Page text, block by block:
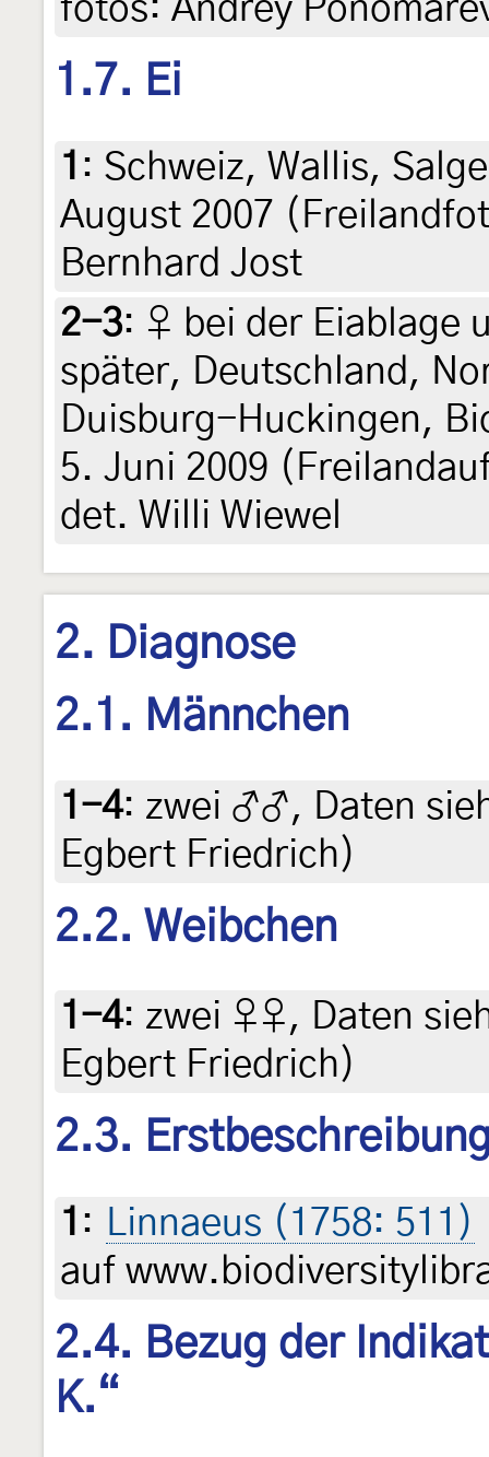
fotos: Andrey
1.7. Ei
1 : Schweiz, Wallis,
August 2007
Bernhard Jost
2-3: ♀ bei der Eiablage
später, Deutschland,
Duisburg-Huckingen,
5. Juni 2009
det. Willi Wiewel
2. Diagnose
2.1. Männchen
1-4: zwei ♂♂, Daten
Egbert Friedrich)
2.2. Weibchen
1-4: zwei ♀♀, Daten
Egbert Friedrich)
2.3.
1 : Linnaeus (1758: 511)
auf
2.4. Bezug der
K.“